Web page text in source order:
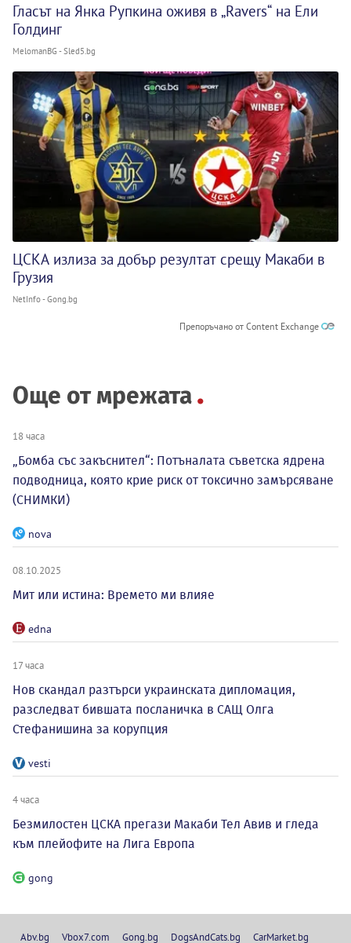
Гласът на Янка Рупкина оживя в „Ravers“ на Ели
Голдинг
MelomanBG - Sled5.bg
ЦСКА излиза за добър резултат срещу Макаби в
Грузия
NetInfo - Gong.bg
Препоръчано от Content Exchange
Още от мрежата
18 часа
„Бомба със закъснител“: Потъналата съветска ядрена
подводница, която крие риск от токсично замърсяване
(СНИМКИ)
nova
08.10.2025
Мит или истина: Времето ми влияе
edna
17 часа
Нов скандал разтърси украинската дипломация,
разследват бившата посланичка в САЩ Олга
Стефанишина за корупция
vesti
4 часа
Безмилостен ЦСКА прегази Макаби Тел Авив и гледа
към плейофите на Лига Европа
gong
Abv.bg Vbox7.com Gong.bg DogsAndCats.bg CarMarket.bg